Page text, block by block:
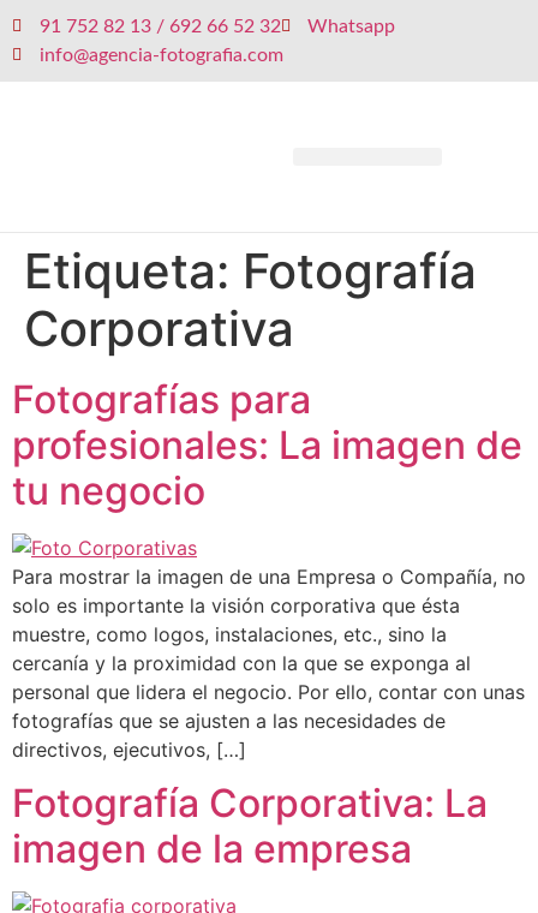
91 752 82 13 / 692 66 52 32
Whatsapp
info@agencia-fotografia.com
Etiqueta: Fotografía
Corporativa
Fotografías para
profesionales: La imagen de
tu negocio
Para mostrar la imagen de una Empresa o Compañía, no
solo es importante la visión corporativa que ésta
muestre, como logos, instalaciones, etc., sino la
cercanía y la proximidad con la que se exponga al
personal que lidera el negocio. Por ello, contar con unas
fotografías que se ajusten a las necesidades de
directivos, ejecutivos, […]
Fotografía Corporativa: La
imagen de la empresa